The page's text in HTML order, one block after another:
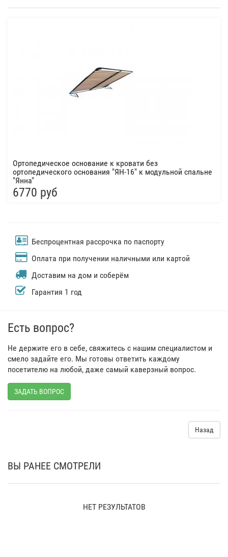
Ортопедическое основание к кровати без
ортопедического основания "ЯН-16" к модульной спальне
"Янна"
6770 руб
Беспроцентная рассрочка по паспорту
Оплата при получении наличными или картой
Доставим на дом и соберём
Гарантия 1 год
Есть вопрос?
Не держите его в себе, свяжитесь с нашим специалистом и
смело задайте его. Мы готовы ответить каждому
посетителю на любой, даже самый каверзный вопрос.
ЗАДАТЬ ВОПРОС
Назад
ВЫ РАНЕЕ СМОТРЕЛИ
НЕТ РЕЗУЛЬТАТОВ